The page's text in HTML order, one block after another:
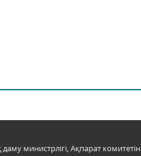
министрлігі, Ақпарат